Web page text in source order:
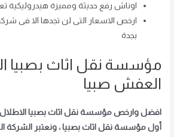
اوناش رفع حديثة ومميزة هيدروليكية
ارخص الاسعار التى لن تجدها الا فى
بجدة
مؤسسة نقل اثاث بصبيا
العفش صبيا
افضل وارخص مؤسسة نقل اثاث بصبيا الاطلال
أول مؤسسة نقل اثاث بصبيا ، ونعتبر الشركة